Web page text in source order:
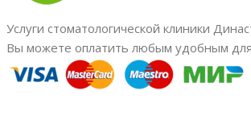
Услуги стоматологической клиники
Вы можете оплатить любым удобным для